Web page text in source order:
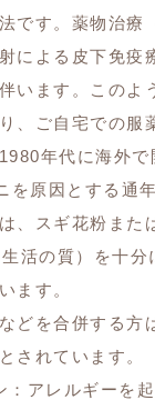
です。薬物治療
による皮下免疫
います。このよ
、ご自宅での服
年代に海外
を原因とする通
、スギ花粉また
活の質）を十
ます。
どを合併する方
されています。
アレルギーを起